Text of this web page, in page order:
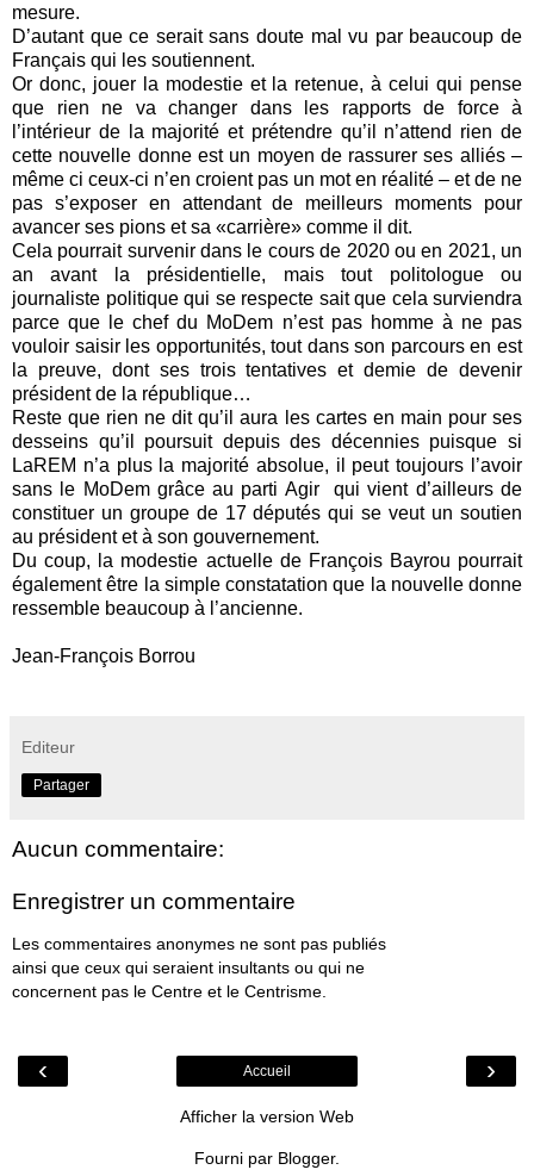
mesure.
D’autant que ce serait sans doute mal vu par beaucoup de
Français qui les soutiennent.
Or donc, jouer la modestie et la retenue, à celui qui pense
que rien ne va changer dans les rapports de force à
l’intérieur de la majorité et prétendre qu’il n’attend rien de
cette nouvelle donne est un moyen de rassurer ses alliés –
même ci ceux-ci n’en croient pas un mot en réalité – et de ne
pas s’exposer en attendant de meilleurs moments pour
avancer ses pions et sa «carrière» comme il dit.
Cela pourrait survenir dans le cours de 2020 ou en 2021, un
an avant la présidentielle, mais tout politologue ou
journaliste politique qui se respecte sait que cela surviendra
parce que le chef du MoDem n’est pas homme à ne pas
vouloir saisir les opportunités, tout dans son parcours en est
la preuve, dont ses trois tentatives et demie de devenir
président de la république…
Reste que rien ne dit qu’il aura les cartes en main pour ses
desseins qu’il poursuit depuis des décennies puisque si
LaREM n’a plus la majorité absolue, il peut toujours l’avoir
sans le MoDem grâce au parti Agir
qui vient d’ailleurs de
constituer un groupe de 17 députés qui se veut un soutien
au président et à son gouvernement.
Du coup, la modestie actuelle de François Bayrou pourrait
également être la simple constatation que la nouvelle donne
ressemble beaucoup à l’ancienne.
Jean-François Borrou
Editeur
Partager
Aucun commentaire:
Enregistrer un commentaire
Les commentaires anonymes ne sont pas publiés
ainsi que ceux qui seraient insultants ou qui ne
concernent pas le Centre et le Centrisme.
‹ ›
Accueil
Afficher la version Web
Fourni par Blogger.